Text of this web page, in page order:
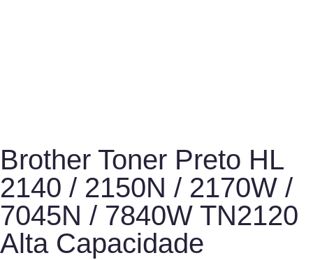
Brother Toner Preto HL
2140 / 2150N / 2170W /
7045N / 7840W TN2120
Alta Capacidade